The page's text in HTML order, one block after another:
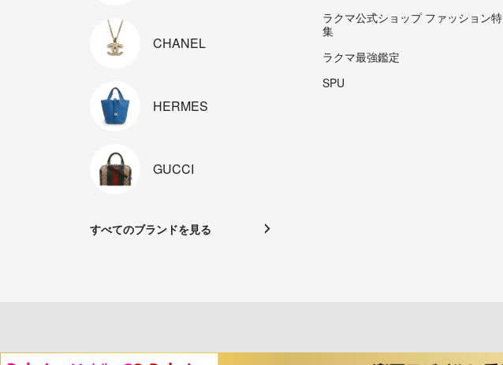
CHANEL
HERMES
GUCCI
すべてのブランドを見る
ラクマ公式ショップ ファッション特
集
ラクマ最強鑑定
SPU